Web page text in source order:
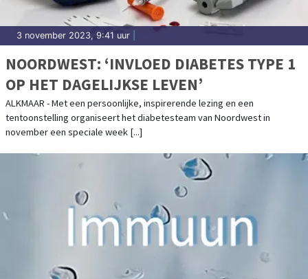
3 november 2023, 9:41 uur
NOORDWEST: ‘INVLOED DIABETES TYPE 1
OP HET DAGELIJKSE LEVEN’
ALKMAAR - Met een persoonlijke, inspirerende lezing en een
tentoonstelling organiseert het diabetesteam van Noordwest in
november een speciale week [...]